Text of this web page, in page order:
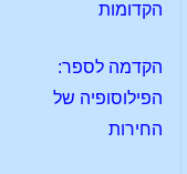
הקדומות
הקדמה לספר:
הפילוסופיה של
החירות